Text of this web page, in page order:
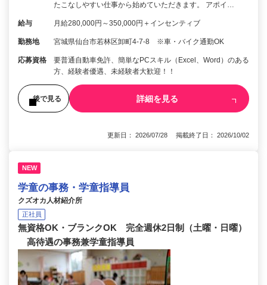
たこなしやすい仕事から始めていただきます。 アポイ…
給与 月給280,000円～350,000円＋インセンティブ
勤務地 宮城県仙台市若林区卸町4-7-8 ※車・バイク通勤OK
応募資格
要普通自動車免許、簡単なPCスキル（Excel、Word）のある
方、経験者優遇、未経験者大歓迎！！
後で見る 詳細を見る
更新日： 2026/07/28 掲載終了日： 2026/10/02
NEW
学童の事務・学童指導員
クズオカ人材紹介所
正社員
無資格OK・ブランクOK 完全週休2日制（土曜・日曜）
高待遇の事務兼学童指導員